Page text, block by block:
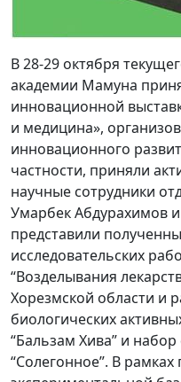
В 28-29 октября
академии Мамуна
инновационной
и медицина»,
инновационного
частности, приняли
научные сотрудники
Умарбек Абдурахимов
представили
исследовательских
“Возделывания
Хорезмской области и
биологических
“Бальзам Хива” и
“Солегонное”. В рамках